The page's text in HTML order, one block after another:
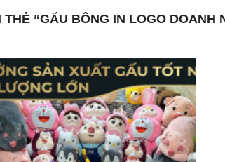
“GẤU BÔNG IN LOGO DOANH